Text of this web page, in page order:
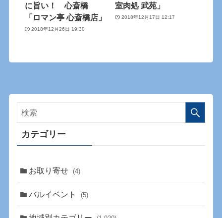
に旨い！ 心斎橋
「ロマン亭 心斎橋店」
2018年12月26日 19:30
室肉処 武苑」
2018年12月17日 12:17
カテゴリー
お取り寄せ (4)
バルイベント (5)